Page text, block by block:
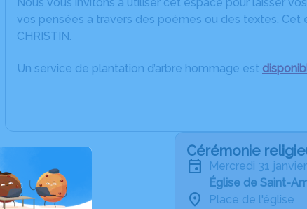
vos pensées à travers des poèmes ou des textes.
CHRISTIN.
Un service de plantation d’arbre hommage est
Cérémonie
mercredi 31
Église de Saint-
Place de l'église